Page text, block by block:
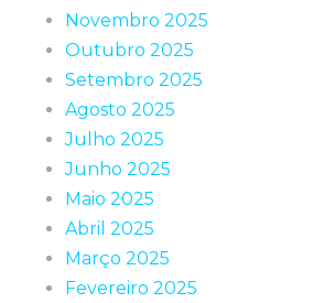
Novembro 2025
Outubro 2025
Setembro 2025
Agosto 2025
Julho 2025
Junho 2025
Maio 2025
Abril 2025
Março 2025
Fevereiro 2025